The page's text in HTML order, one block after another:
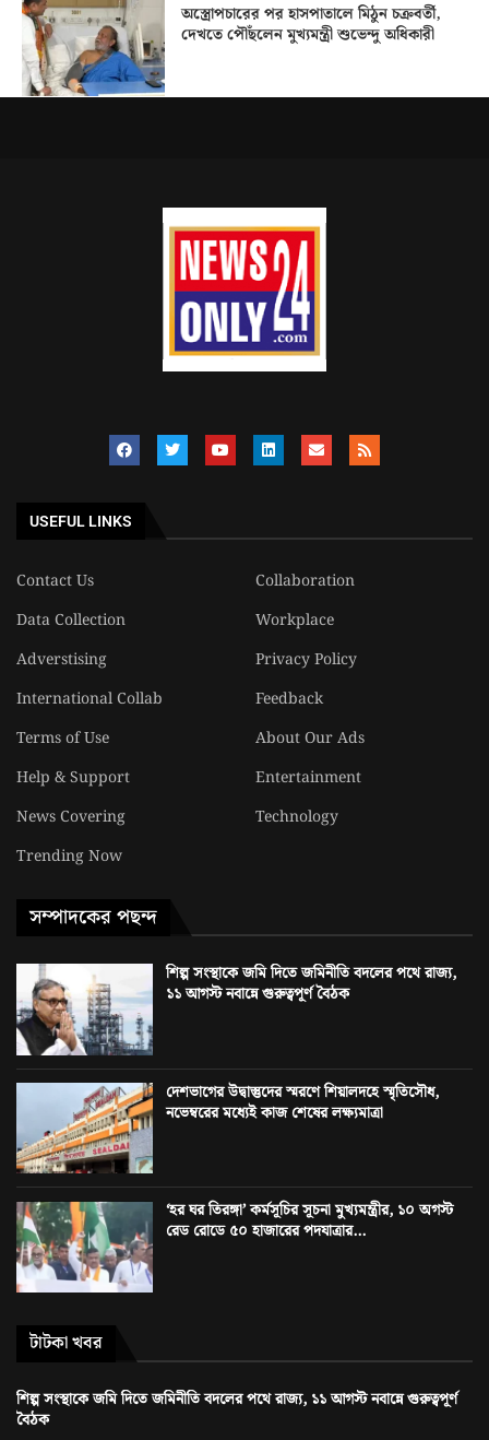
অস্ত্রোপচারের পর হাসপাতালে মিঠুন চক্রবর্তী,
দেখতে পৌঁছলেন মুখ্যমন্ত্রী শুভেন্দু অধিকারী
USEFUL LINKS
Contact Us
Collaboration
Data Collection
Workplace
Adverstising
Privacy Policy
International Collab
Feedback
Terms of Use
About Our Ads
Help & Support
Entertainment
News Covering
Technology
Trending Now
সম্পাদকের পছন্দ
শিল্প সংস্থাকে জমি দিতে জমিনীতি বদলের পথে রাজ্য,
১১ আগস্ট নবান্নে গুরুত্বপূর্ণ বৈঠক
দেশভাগের উদ্বাস্তুদের স্মরণে শিয়ালদহে স্মৃতিসৌধ,
নভেম্বরের মধ্যেই কাজ শেষের লক্ষ্যমাত্রা
‘হর ঘর তিরঙ্গা’ কর্মসূচির সূচনা মুখ্যমন্ত্রীর, ১০ অগস্ট
রেড রোডে ৫০ হাজারের পদযাত্রার...
টাটকা খবর
শিল্প সংস্থাকে জমি দিতে জমিনীতি বদলের পথে রাজ্য, ১১ আগস্ট নবান্নে গুরুত্বপূর্ণ
বৈঠক